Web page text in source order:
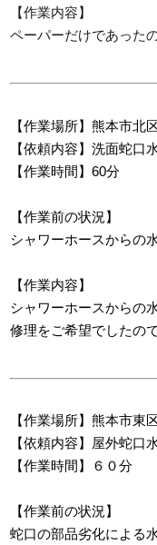
【作業内容】
ペーパーだけであった
【作業場所】熊本市北
【依頼内容】洗面蛇口
【作業時間】60分
【作業前の状況】
シャワーホースからの
【作業内容】
シャワーホースからの
修理をご希望でしたの
【作業場所】熊本市東
【依頼内容】屋外蛇口
【作業時間】６０分
【作業前の状況】
蛇口の部品劣化による